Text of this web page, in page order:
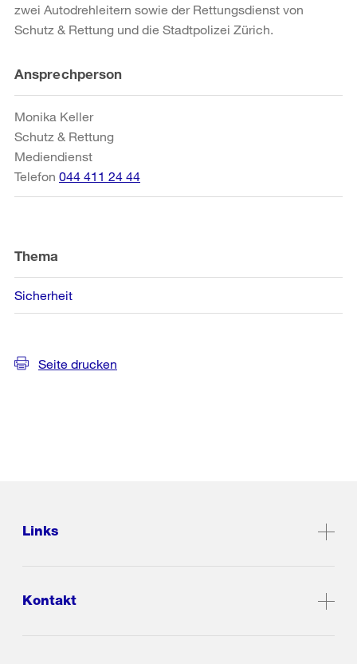
zwei Autodrehleitern sowie der Rettungsdienst von
Schutz & Rettung und die Stadtpolizei Zürich.
Weitere
Informationen
Ansprechperson
Monika Keller
Schutz & Rettung
Mediendienst
Telefon 044 411 24 44
Thema
Sicherheit
Seite drucken
Links
Kontakt